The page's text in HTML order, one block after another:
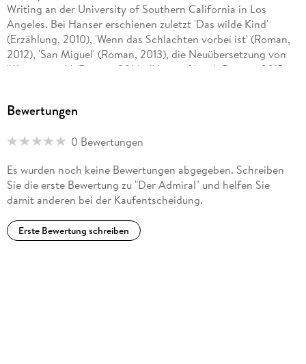
Writing an der University of Southern California in Los
Angeles. Bei Hanser erschienen zuletzt 'Das wilde Kind'
(Erzählung, 2010), 'Wenn das Schlachten vorbei ist' (Roman,
2012), 'San Miguel' (Roman, 2013), die Neuübersetzung von
'Wassermusik' (Roman, 2014), 'Hart auf hart' (Roman, 2015),
2018), 'Das Licht' (Roman, 2019), 'Sind wir nicht Menschen'
Skies' (Roman, 2023).
Bewertungen
0 Bewertungen
Es wurden noch keine Bewertungen abgegeben. Schreiben
Sie die erste Bewertung zu "Der Admiral" und helfen Sie
damit anderen bei der Kaufentscheidung.
Erste Bewertung schreiben